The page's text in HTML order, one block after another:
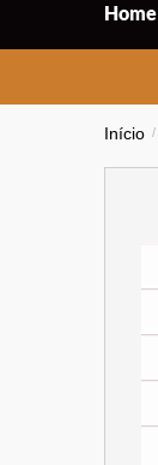
Home
Início /